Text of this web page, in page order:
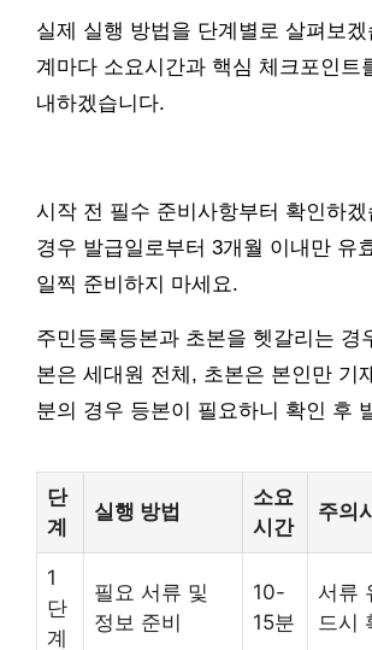
실제 실행 방법을 단계별로 살펴보
계마다 소요시간과 핵심 체크포인트
내하겠습니다.
시작 전 필수 준비사항부터 확인하겠
경우 발급일로부터 3개월 이내만 유
일찍 준비하지 마세요.
주민등록등본과 초본을 헷갈리는 경
본은 세대원 전체, 초본은 본인만 기
분의 경우 등본이 필요하니 확인 후
단
계
실행 방법
소요
시간
주의
1
단
계
필요 서류 및
정보 준비
10-
15분
서류
드시